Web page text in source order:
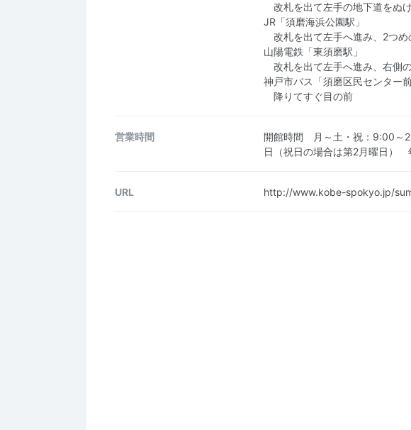
改札を出て左手の地下道をぬ
JR「須磨海浜公園駅」
改札を出て左手へ進み、2つ
山陽電鉄「東須磨駅」
改札を出て左手へ進み、右側
神戸市バス「須磨区民センター前
降りてすぐ目の前
営業時間
開館時間 月～土・祝：9:00
日（祝日の場合は第2月曜日）
URL http://www.kobe-spokyo.jp/